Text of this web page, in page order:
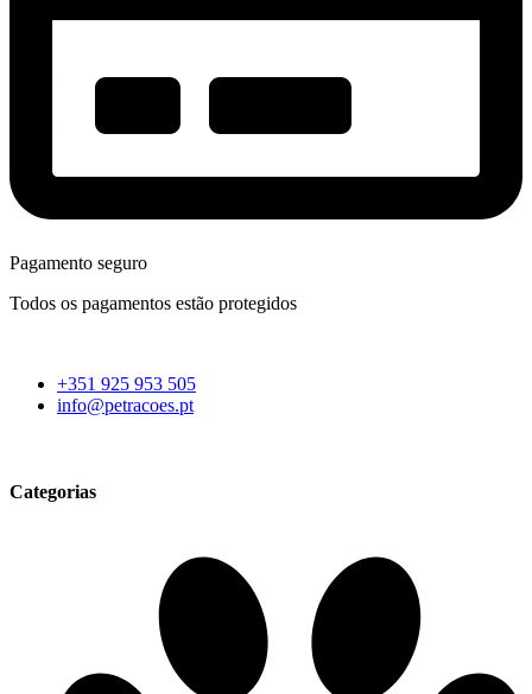
Pagamento seguro
Todos os pagamentos estão protegidos
+351 925 953 505
info@petracoes.pt
Categorias